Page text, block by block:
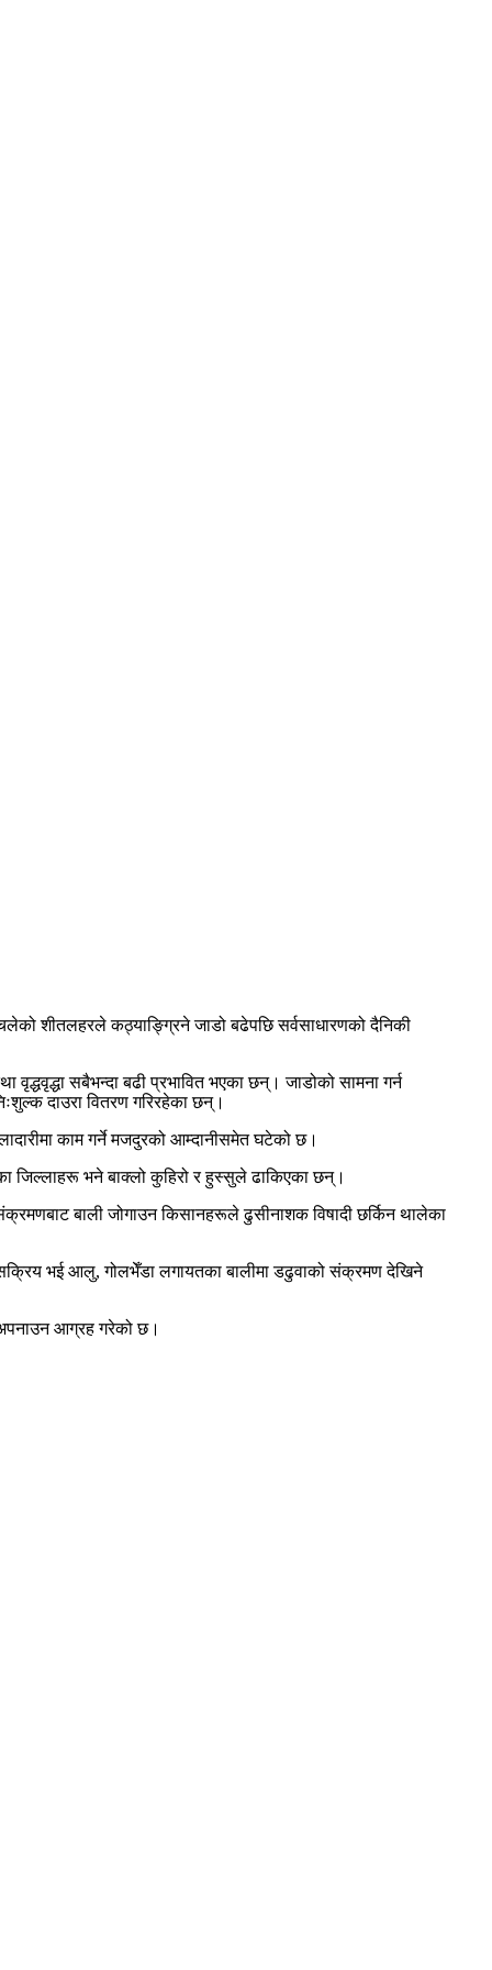
शीतलहरले कठ्याङ्ग्रिने जाडो बढेपछि सर्वसाधारणको दैनिकी
सबैभन्दा बढी प्रभावित भएका छन्। जाडोको सामना गर्न
दाउरा वितरण गरिरहेका छन्।
काम गर्ने मजदुरको आम्दानीसमेत घटेको छ।
जिल्लाहरू भने बाक्लो कुहिरो र हुस्सुले ढाकिएका छन्।
बाली जोगाउन किसानहरूले ढुसीनाशक विषादी छर्किन थालेका
सक्रिय भई आलु, गोलभेँडा लगायतका बालीमा डढुवाको संक्रमण देखिने
आग्रह गरेको छ।